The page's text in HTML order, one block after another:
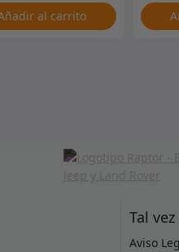
al carrito
Tal
Aviso